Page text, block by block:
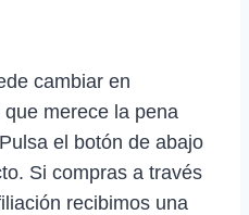
cambiar en
merece la pena
el botón de abajo
Si compras a través
recibimos una